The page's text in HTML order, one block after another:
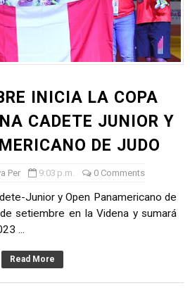
DA EL PRIMER GOLPE Y SUEÑA
U20 Y NUEVO RÉCORD
automovilismo peruano
La Ultra Trail Cordillera
INICIA LA COPA
CADETE JUNIOR Y
DE JUDO
Per 9:03 p.m. 0 Comments
Junior y Open Panamericano de
setiembre en la Videna y sumará
...
Read More